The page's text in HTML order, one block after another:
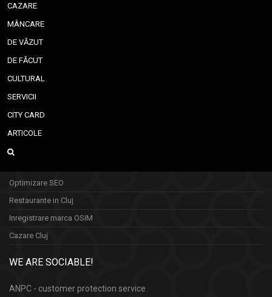
CAZARE
MÂNCARE
DE VĂZUT
DE FĂCUT
CULTURAL
SERVICII
CITY CARD
ARTICOLE
Optimizare SEO
Restaurante in Cluj
Inregistrare marca OSIM
Cazare Cluj
WE ARE SOCIABLE!
ANPC - customer protection service